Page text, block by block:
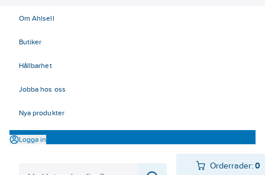
Om Ahlsell
Butiker
Hållbarhet
Jobba hos oss
Nya produkter
Logga in
Orderrader:0